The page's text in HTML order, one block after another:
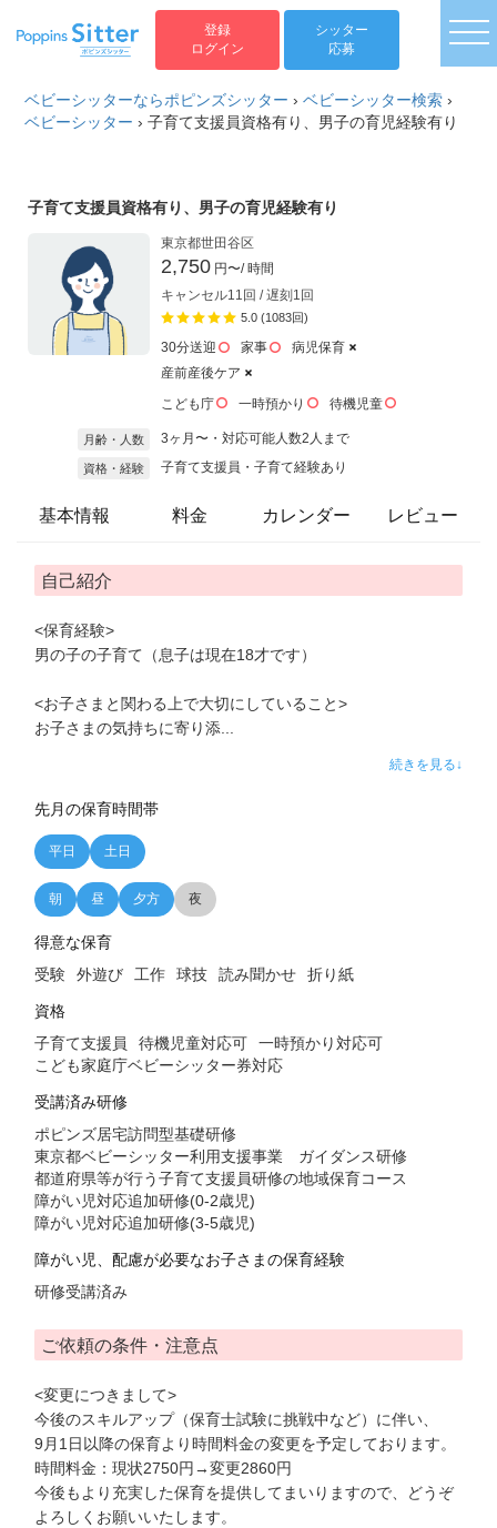
登録
ログイン
シッター
応募
ベビーシッターならポピンズシッター ›ベビーシッター検索 ›
ベビーシッター ›子育て支援員資格有り、男子の育児経験有り
子育て支援員資格有り、男子の育児経験有り
東京都世田谷区
2,750 円〜/ 時間
キャンセル11回 / 遅刻1回
5.0 (1083回)
30分送迎 家事
病児保育
産前産後ケア
こども庁
一時預かり 待機児童
月齢・人数 3ヶ月〜・対応可能人数2人まで
資格・経験 子育て支援員・子育て経験あり
基本情報 料金 カレンダー レビュー
自己紹介
<保育経験>
男の子の子育て（息子は現在18才です）
<お子さまと関わる上で大切にしていること>
お子さまの気持ちに寄り添...
続きを見る↓
先月の保育時間帯
平日 土日
朝 昼 夕方 夜
得意な保育
受験 外遊び 工作 球技 読み聞かせ 折り紙
資格
子育て支援員 待機児童対応可
一時預かり対応可
こども家庭庁ベビーシッター券対応
受講済み研修
ポピンズ居宅訪問型基礎研修
東京都ベビーシッター利用支援事業 ガイダンス研修
都道府県等が行う子育て支援員研修の地域保育コース
障がい児対応追加研修(0-2歳児)
障がい児対応追加研修(3-5歳児)
障がい児、配慮が必要なお子さまの保育経験
研修受講済み
ご依頼の条件・注意点
<変更につきまして>
今後のスキルアップ（保育士試験に挑戦中など）に伴い、
9月1日以降の保育より時間料金の変更を予定しております。
時間料金：現状2750円→変更2860円
今後もより充実した保育を提供してまいりますので、どうぞ
よろしくお願いいたします。